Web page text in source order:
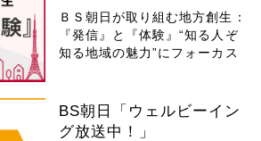
ＢＳ朝日が取り組む地方創生：
『発信』と『体験』“知る人ぞ
知る地域の魅力”にフォーカス
BS朝日「ウェルビーイン
グ放送中！」